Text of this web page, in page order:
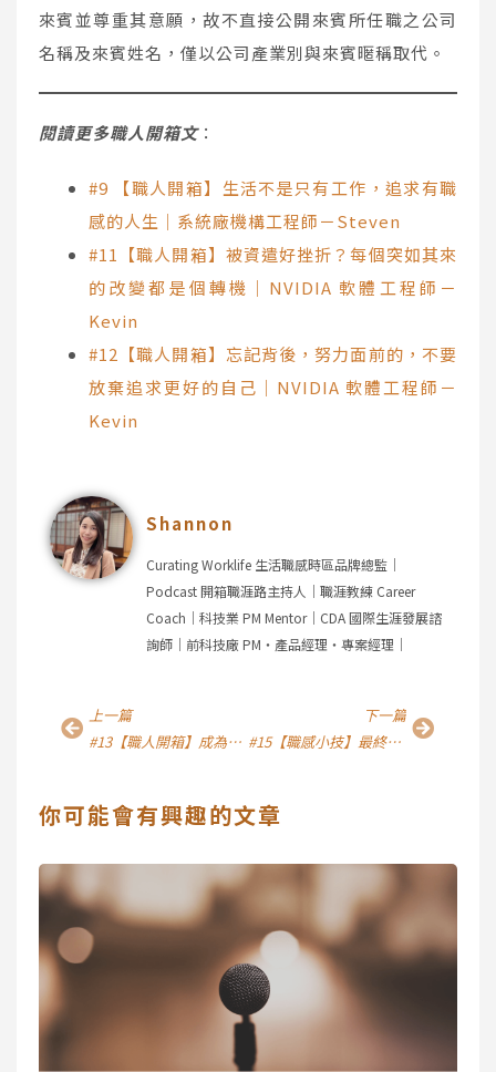
來賓並尊重其意願，故不直接公開來賓所任職之公司
名稱及來賓姓名，僅以公司產業別與來賓暱稱取代。
閱讀更多職人開箱文：
#9 【職人開箱】生活不是只有工作，追求有職
感的人生｜系統廠機構工程師－Steven
#11【職人開箱】被資遣好挫折？每個突如其來
的改變都是個轉機｜NVIDIA 軟體工程師－
Kevin
#12【職人開箱】忘記背後，努力面前的，不要
放棄追求更好的自己｜NVIDIA 軟體工程師－
Kevin
Shannon
Curating Worklife 生活職感時區品牌總監｜
Podcast 開箱職涯路主持人｜職涯教練 Career
Coach｜科技業 PM Mentor｜CDA 國際生涯發展諮
詢師｜前科技廠 PM・產品經理・專案經理｜
上一頁
上一篇
#13【職人開箱】成為CRA的路，探討臨床試驗的關鍵角色｜生技公司臨床研究專員－Matt
下一篇
#15【職感小技】最終決定你能過什麼樣的生活是你自己，那些來賓們教會我的事
你可能會有興趣的文章